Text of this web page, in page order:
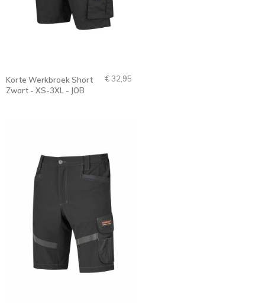
Korte Werkbroek Short
Zwart - XS-3XL - JOB
€ 32,95